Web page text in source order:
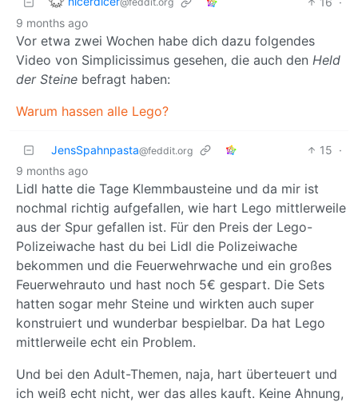
9 months ago
Vor etwa zwei Wochen habe dich dazu folgendes
Video von Simplicissimus gesehen, die auch den Held
der Steine befragt haben:
Warum hassen alle Lego?
JensSpahnpasta@feddit.org 15 ·
9 months ago
Lidl hatte die Tage Klemmbausteine und da mir ist
nochmal richtig aufgefallen, wie hart Lego mittlerweile
aus der Spur gefallen ist. Für den Preis der Lego-
Polizeiwache hast du bei Lidl die Polizeiwache
bekommen und die Feuerwehrwache und ein großes
Feuerwehrauto und hast noch 5€ gespart. Die Sets
hatten sogar mehr Steine und wirkten auch super
konstruiert und wunderbar bespielbar. Da hat Lego
mittlerweile echt ein Problem.
Und bei den Adult-Themen, naja, hart überteuert und
ich weiß echt nicht, wer das alles kauft. Keine Ahnung,